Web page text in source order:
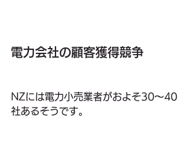
電力会社の顧客獲得競争
NZには電力小売業者がおよそ30〜40
社あるそうです。